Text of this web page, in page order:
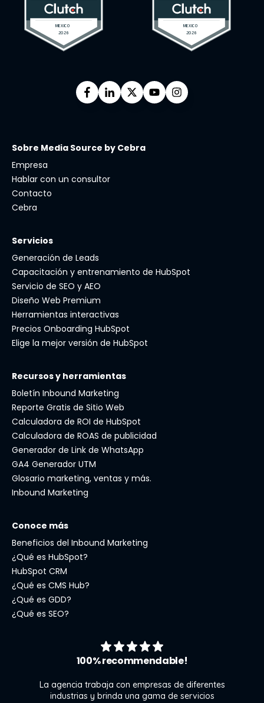
Sobre Media Source by Cebra
Empresa
Hablar con un consultor
Contacto
Cebra
Servicios
Generación de Leads
Capacitación y entrenamiento de HubSpot
Servicio de SEO y AEO
Diseño Web Premium
Herramientas interactivas
Precios Onboarding HubSpot
Elige la mejor versión de HubSpot
Recursos y herramientas
Boletín Inbound Marketing
Reporte Gratis de Sitio Web
Calculadora de ROI de HubSpot
Calculadora de ROAS de publicidad
Generador de Link de WhatsApp
GA4 Generador UTM
Glosario marketing, ventas y más.
Inbound Marketing
Conoce más
Beneficios del Inbound Marketing
¿Qué es HubSpot?
HubSpot CRM
¿Qué es CMS Hub?
¿Qué es GDD?
¿Qué es SEO?
100% recommendable!
La agencia trabaja con empresas de diferentes
industrias y brinda una gama de servicios